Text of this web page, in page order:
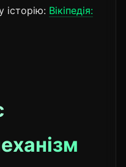
історію: Вікіпедія: